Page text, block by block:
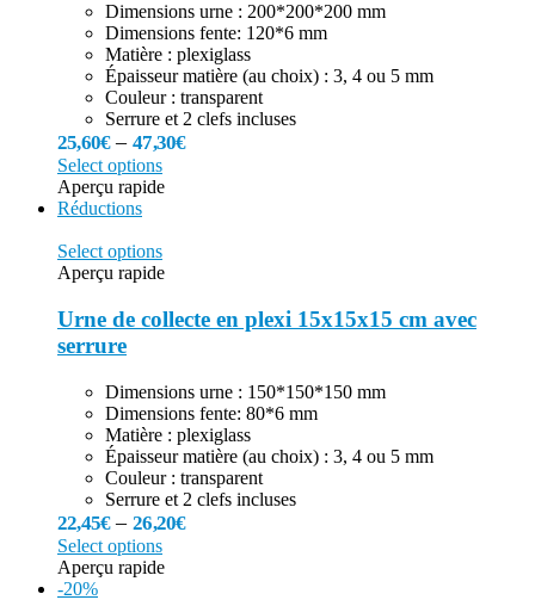
Dimensions urne : 200*200*200 mm
Dimensions fente: 120*6 mm
Matière : plexiglass
Épaisseur matière (au choix) : 3, 4 ou 5 mm
Couleur : transparent
Serrure et 2 clefs incluses
25,60€–47,30€
Select options
Aperçu rapide
Réductions
Select options
Aperçu rapide
Urne de collecte en plexi 15x15x15 cm avec
serrure
Dimensions urne : 150*150*150 mm
Dimensions fente: 80*6 mm
Matière : plexiglass
Épaisseur matière (au choix) : 3, 4 ou 5 mm
Couleur : transparent
Serrure et 2 clefs incluses
22,45€–26,20€
Select options
Aperçu rapide
-20%